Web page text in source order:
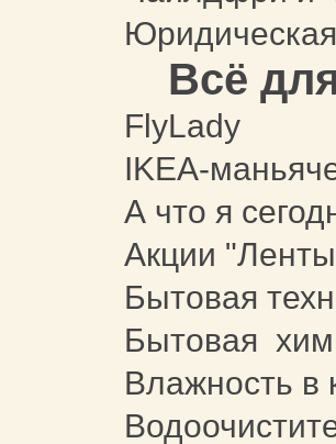
Всё
FlyLady
IKEA-
А что я
Акции
Бытовая
Бытовая
Влажность в